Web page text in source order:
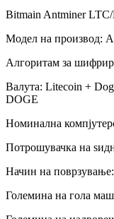
Bitmain Antminer
Модел на производ:
Алгоритам за
Валута: Litecoin +
DOGE
Номинална
Потрошувачка на
Начин на
Големина на гола